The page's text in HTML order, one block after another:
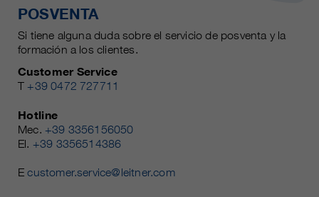
POSVENTA
Si tiene alguna duda sobre el servicio de posventa y la
formación a los clientes.
Customer Service
T +39 0472 727711
Hotline
Mec. +39 3356156050
El. +39 3356514386
Ecustomer.service@leitner.com